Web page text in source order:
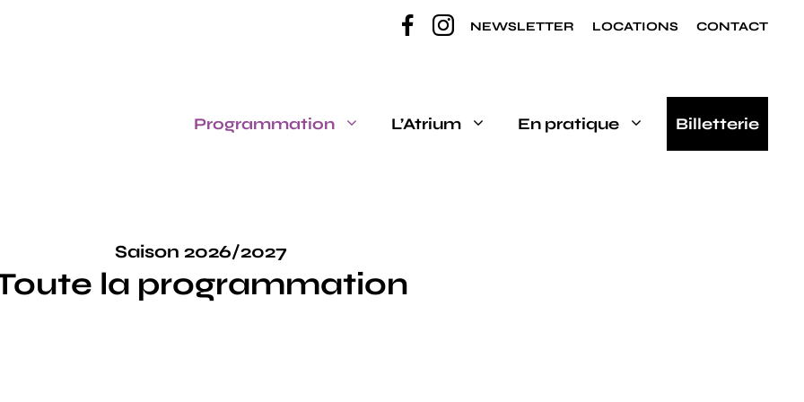
NEWSLETTER LOCATIONS CONTACT
Programmation L’Atrium En pratique Billetterie
Saison 2026/2027
la programmation